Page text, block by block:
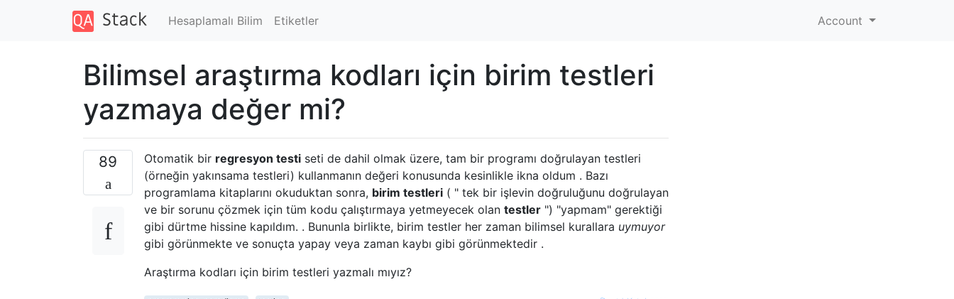
Hesaplamalı Bilim Etiketler Account
Bilimsel araştırma kodları için birim testleri
yazmaya değer mi?
89 Otomatik bir regresyon testi seti de dahil olmak üzere, tam bir programı doğrulayan testleri
(örneğin yakınsama testleri) kullanmanın değeri konusunda kesinlikle ikna oldum . Bazı
programlama kitaplarını okuduktan sonra, birim testleri ( " tek bir işlevin doğruluğunu doğrulayan
ve bir sorunu çözmek için tüm kodu çalıştırmaya yetmeyecek olan testler ") "yapmam" gerektiği
gibi dürtme hissine kapıldım. . Bununla birlikte, birim testler her zaman bilimsel kurallara uymuyor
gibi görünmekte ve sonuçta yapay veya zaman kaybı gibi görünmektedir .
Araştırma kodları için birim testleri yazmalı mıyız?